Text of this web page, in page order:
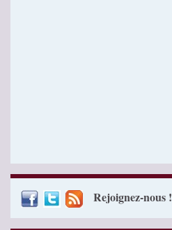
Rejoignez-nous !